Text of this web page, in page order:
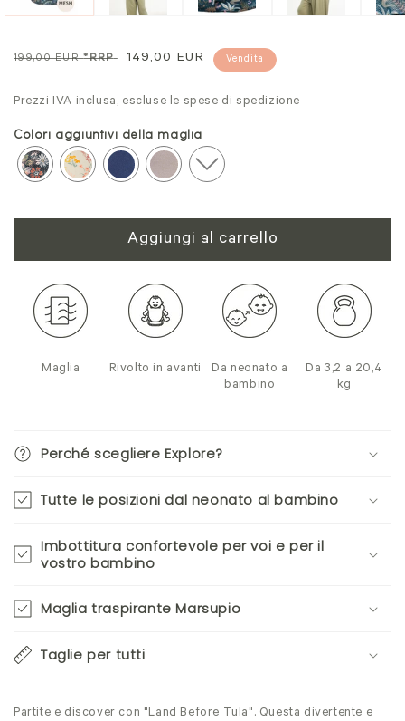
Prezzo
199,00 EUR*RRP
Prezzo
vendita
149,00 EUR Vendita
Prezzi IVA inclusa, escluse le spese di spedizione
Colori aggiuntivi della maglia
Aggiungi al carrello
Maglia Rivolto in avanti
Da neonato a
bambino
Da 3,2 a 20,4
kg
Perché scegliere Explore?
Tutte le posizioni dal neonato al bambino
Imbottitura confortevole per voi e per il
vostro bambino
Maglia traspirante Marsupio
Taglie per tutti
Partite e discover con "Land Before Tula". Questa divertente e